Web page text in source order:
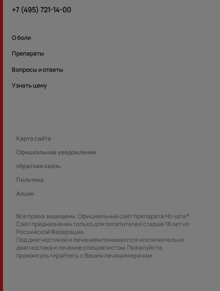
+7 (495) 721-14-00
О боли
Препараты
Вопросы и ответы
Узнать цену
Карта сайта
Официальноe уведомлениe
обратная связь
Политика
Акции
Все права защищены. Официальный сайт препарата Но-шпа®
Сайт предназначен только для посетителей старше 18 лет из
Российской Федерации.
Под диагностикой и лечением понимаются исключительно
диагностика и лечение специалистом. Пожалуйста,
проконсультируйтесь с Вашим лечащим врачом.